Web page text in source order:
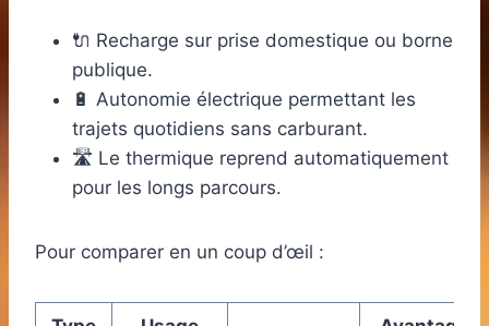
🔌 Recharge sur prise domestique ou borne
publique.
🔋 Autonomie électrique permettant les
trajets quotidiens sans carburant.
🛣️ Le thermique reprend automatiquement
pour les longs parcours.
Pour comparer en un coup d’œil :